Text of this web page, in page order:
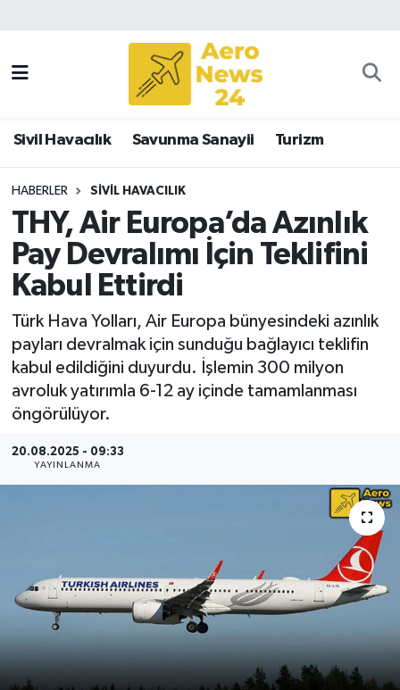
Sivil Havacılık Savunma Sanayii Turizm
HABERLER SIVIL HAVACILIK
THY, Air Europa’da Azınlık
Pay Devralımı İçin Teklifini
Kabul Ettirdi
Türk Hava Yolları, Air Europa bünyesindeki azınlık
payları devralmak için sunduğu bağlayıcı teklifin
kabul edildiğini duyurdu. İşlemin 300 milyon
avroluk yatırımla 6-12 ay içinde tamamlanması
öngörülüyor.
20.08.2025 - 09:33
YAYINLANMA